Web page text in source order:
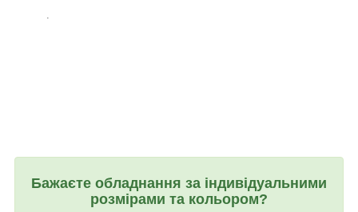
.
Бажаєте обладнання за індивідуальними
розмірами та кольором?